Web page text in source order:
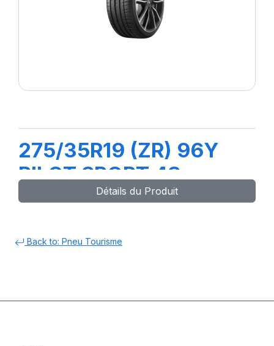
275/35R19 (ZR) 96Y
PILOT SPORT 4S
Détails du Produit
Back to: Pneu Tourisme